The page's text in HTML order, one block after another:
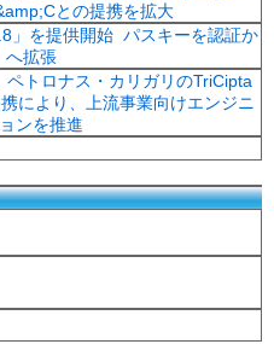
との提携を拡大
」を提供開始 パスキーを認証か
へ拡張
ペトロナス・カリガリのTriCipta
により、上流事業向けエンジニ
ンを推進